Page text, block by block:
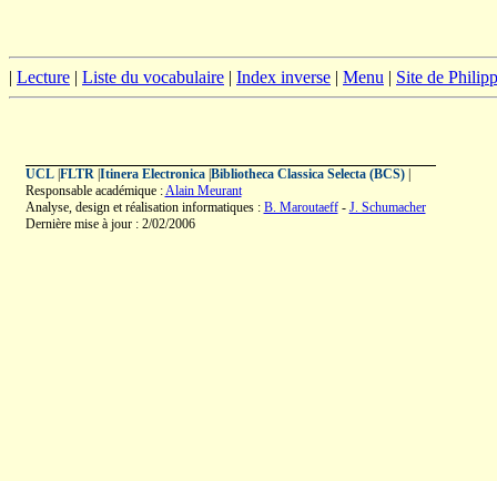
| Lecture | Liste du vocabulaire | Index inverse | Menu | Site de
UCL| FLTR| Itinera Electronica| Bibliotheca Classica Selecta (BCS)|
Responsable académique :Alain Meurant
Analyse, design et réalisation informatiques : B. Maroutaeff- J. Schumacher
Dernière mise à jour : 2/02/2006